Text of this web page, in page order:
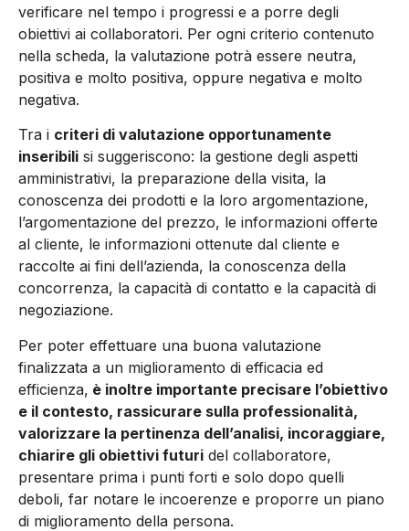
verificare nel tempo i progressi e a porre degli
obiettivi ai collaboratori. Per ogni criterio contenuto
nella scheda, la valutazione potrà essere neutra,
positiva e molto positiva, oppure negativa e molto
negativa.
Tra i criteri di valutazione opportunamente
inseribili si suggeriscono: la gestione degli aspetti
amministrativi, la preparazione della visita, la
conoscenza dei prodotti e la loro argomentazione,
l’argomentazione del prezzo, le informazioni offerte
al cliente, le informazioni ottenute dal cliente e
raccolte ai fini dell’azienda, la conoscenza della
concorrenza, la capacità di contatto e la capacità di
negoziazione.
Per poter effettuare una buona valutazione
finalizzata a un miglioramento di efficacia ed
efficienza, è inoltre importante precisare l’obiettivo
e il contesto, rassicurare sulla professionalità,
valorizzare la pertinenza dell’analisi, incoraggiare,
chiarire gli obiettivi futuri del collaboratore,
presentare prima i punti forti e solo dopo quelli
deboli, far notare le incoerenze e proporre un piano
di miglioramento della persona.